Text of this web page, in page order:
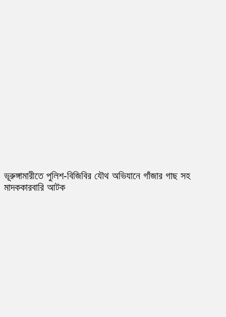
ভূরুঙ্গামারীতে পুলিশ-বিজিবির যৌথ অভিযানে গাঁজার গাছ সহ
মাদককারবারি আটক